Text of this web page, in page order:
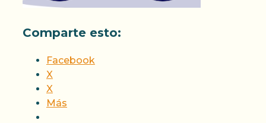
Comparte esto:
Facebook
X
X
Más